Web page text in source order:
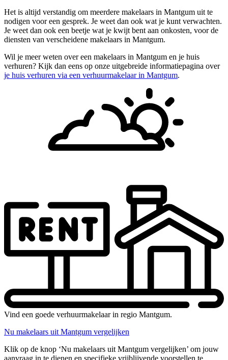
Het is altijd verstandig om meerdere makelaars in Mantgum uit te
nodigen voor een gesprek. Je weet dan ook wat je kunt verwachten.
Je weet dan ook een beetje wat je kwijt bent aan onkosten, voor de
diensten van verscheidene makelaars in Mantgum.
Wil je meer weten over een makelaars in Mantgum en je huis
verhuren? Kijk dan eens op onze uitgebreide informatiepagina over
je huis verhuren via een verhuurmakelaar in Mantgum.
Vind een goede verhuurmakelaar in regio Mantgum.
Nu makelaars uit Mantgum vergelijken
Klik op de knop ‘Nu makelaars uit Mantgum vergelijken’ om jouw